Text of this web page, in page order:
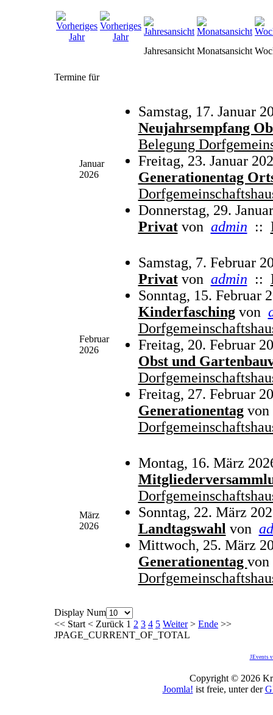
Jahresansicht Monatsansicht
Termine für
Januar
2026
Samstag, 17. Januar
Neujahrsempfang
Belegung
Freitag, 23. Januar
Generationentag
Donnerstag, 29.
Privatvon admin ::
Februar
2026
Samstag, 7. Februar
Privatvon admin ::
Sonntag, 15. Februar
Kinderfaschingvon
Freitag, 20. Februar
Obst und
Freitag, 27. Februar
Generationentagvon
März
2026
Montag, 16. März
Sonntag, 22. März
Landtagswahl von
Mittwoch, 25. März
Generationentag von
Display Num
<< Start < Zurück 1 2 3 4 5 Weiter> Ende >>
JPAGE_CURRENT_OF_TOTAL
JEvents
Copyright © 2026
Joomla! ist freie, unter der